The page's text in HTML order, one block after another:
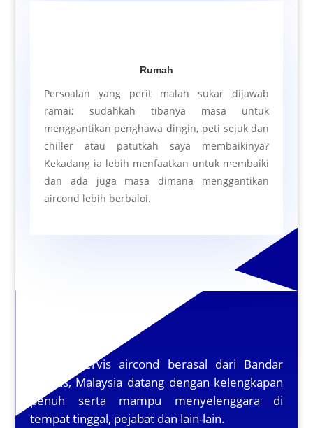
Rumah
Persoalan yang perit malah sukar dijawab
ramai; sudahkah tibanya masa untuk
menggantikan penghawa dingin, peti sejuk dan
chiller atau patutkah saya membaikinya?
Kekadang ia lebih menfaatkan untuk membaiki
dan ada juga masa dimana menggantikan
aircond lebih berbaloi.
Pekerja servis aircond berasal dari Bandar
Cheras, Malaysia datang dengan kelengkapan
penuh serta mampu menyelenggara di
tempat tinggal, pejabat dan lain-lain.